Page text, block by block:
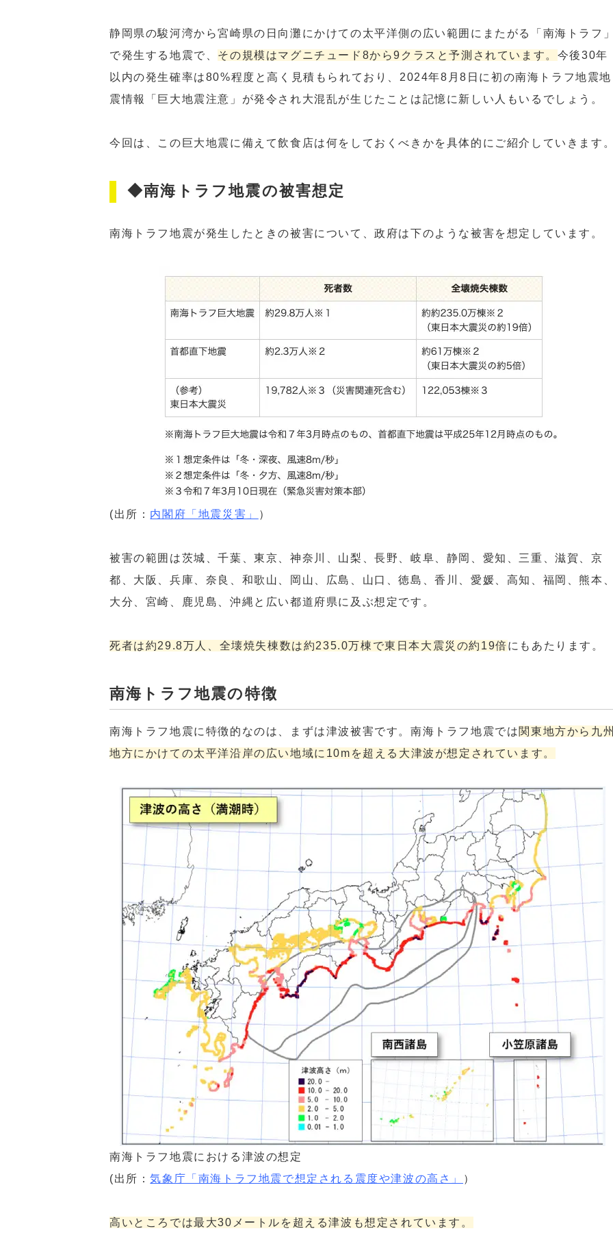
静岡県の駿河湾から宮崎県の日向灘にかけての太平洋側の広い範囲にまたがる「南海トラフ」
で発生する地震で、 その規模はマグニチュード8から9クラスと予測されています。 今後30年
以内の発生確率は80%程度と高く見積もられており、2024年8月8日に初の南海トラフ地震地
震情報「巨大地震注意」が発令され大混乱が生じたことは記憶に新しい人もいるでしょう。
今回は、この巨大地震に備えて飲食店は何をしておくべきかを具体的にご紹介していきます。
◆南海トラフ地震の被害想定
南海トラフ地震が発生したときの被害について、政府は下のような被害を想定しています。
(出所： 内閣府「地震災害」 ）
被害の範囲は茨城、千葉、東京、神奈川、山梨、長野、岐阜、静岡、愛知、三重、滋賀、京
都、大阪、兵庫、奈良、和歌山、岡山、広島、山口、徳島、香川、愛媛、高知、福岡、熊本、
大分、宮崎、鹿児島、沖縄と広い都道府県に及ぶ想定です。
死者は約29.8万人、全壊焼失棟数は約235.0万棟で東日本大震災の約19倍にもあたります。
南海トラフ地震の特徴
南海トラフ地震に特徴的なのは、まずは津波被害です。南海トラフ地震では関東地方から九州
地方にかけての太平洋沿岸の広い地域に10mを超える大津波が想定されています。
南海トラフ地震における津波の想定
(出所：気象庁「南海トラフ地震で想定される震度や津波の高さ」 ）
高いところでは最大30メートルを超える津波も想定されています。